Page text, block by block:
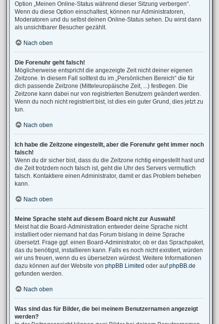
Option „Meinen Online-Status während dieser Sitzung verbergen“.
Wenn du diese Option einschaltest, können nur Administratoren,
Moderatoren und du selbst deinen Online-Status sehen. Du wirst dann
als unsichtbarer Besucher gezählt.
Nach oben
Die Forenuhr geht falsch!
Möglicherweise entspricht die angezeigte Zeit nicht deiner eigenen
Zeitzone. In diesem Fall solltest du im „Persönlichen Bereich“ die für
dich passende Zeitzone (Mitteleuropäische Zeit, ...) festlegen. Die
Zeitzone kann dabei nur von registrierten Benutzern geändert werden.
Wenn du noch nicht registriert bist, ist dies ein guter Grund, dies jetzt zu
tun.
Nach oben
Ich habe die Zeitzone eingestellt, aber die Forenuhr geht immer noch
falsch!
Wenn du dir sicher bist, dass du die Zeitzone richtig eingestellt hast und
die Zeit trotzdem noch falsch ist, geht die Uhr des Servers vermutlich
falsch. Kontaktiere einen Administrator, damit er das Problem beheben
kann.
Nach oben
Meine Sprache steht auf diesem Board nicht zur Auswahl!
Meist hat die Board-Administration entweder deine Sprache nicht
installiert oder niemand hat das Forum bislang in deine Sprache
übersetzt. Frage ggf. einen Board-Administrator, ob er das Sprachpaket,
das du benötigst, installieren kann. Falls es noch nicht existiert, würden
wir uns freuen, wenn du es übersetzen würdest. Weitere Informationen
dazu können auf der Website von phpBB Limited oder aufphpBB.de
gefunden werden.
Nach oben
Was sind das für Bilder, die bei meinem Benutzernamen angezeigt
werden?